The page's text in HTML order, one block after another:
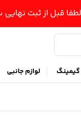
قبل از ثبت
گیمینگ لوازم جانبی